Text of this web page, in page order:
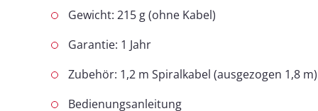
Gewicht: 215 g (ohne Kabel)
Garantie: 1 Jahr
Zubehör: 1,2 m Spiralkabel (ausgezogen 1,8 m)
Bedienungsanleitung